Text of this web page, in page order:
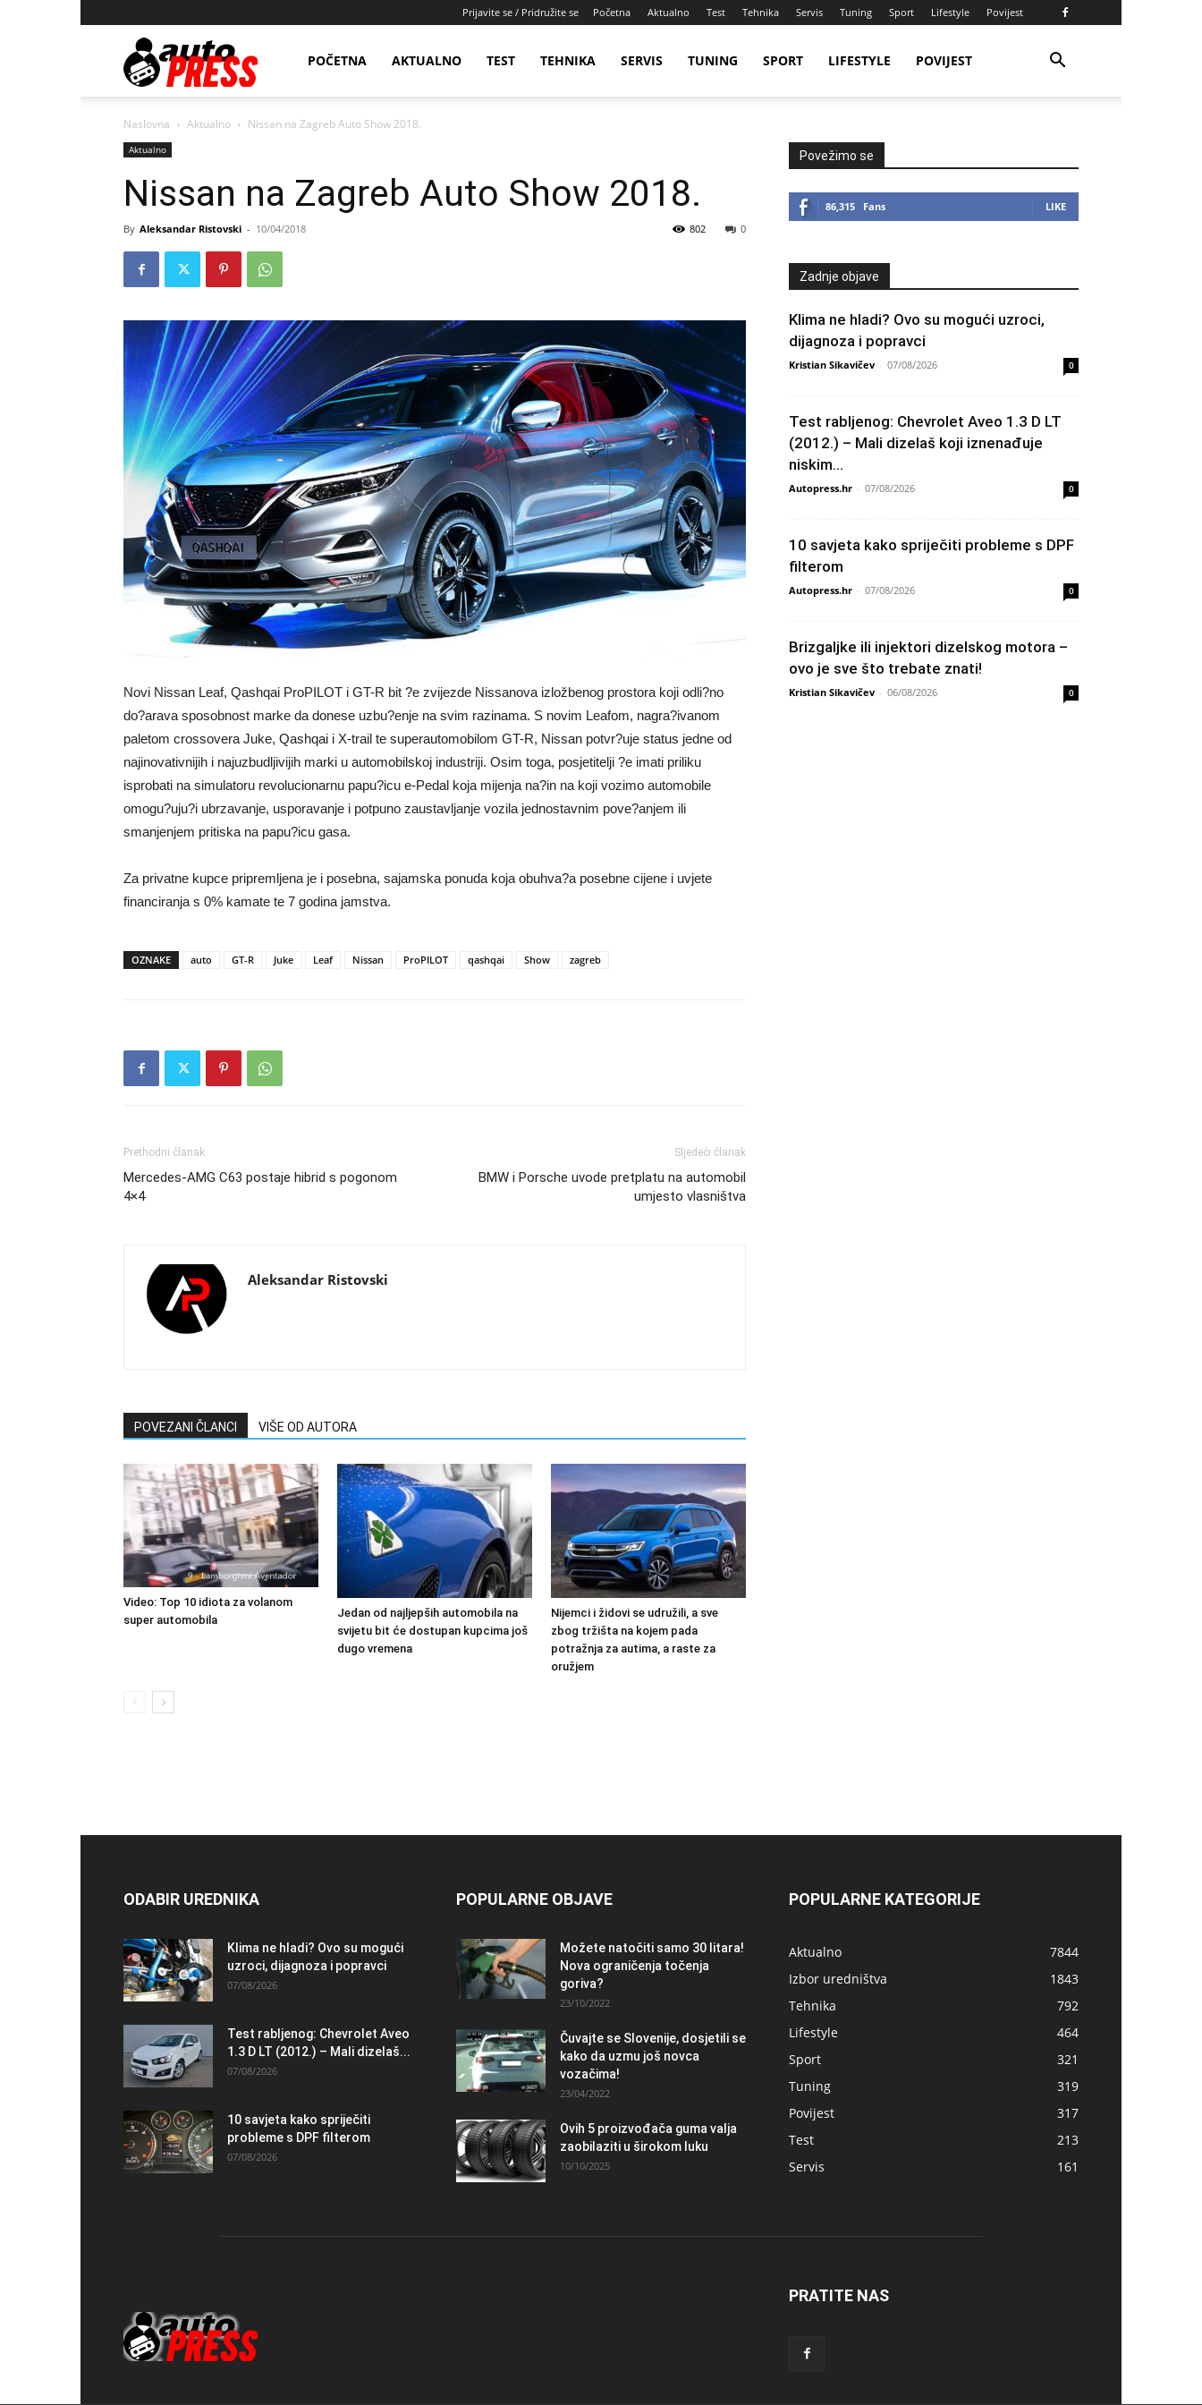
Prijavite se / Pridružite se Početna Aktualno Test Tehnika Servis Tuning Sport Lifestyle Povijest
AutopressHRPOČETNA AKTUALNO TEST TEHNIKA SERVIS TUNING SPORT LIFESTYLE POVIJEST
Naslovna Aktualno Nissan na Zagreb Auto Show 2018.
Aktualno
Nissan na Zagreb Auto Show 2018.
By Aleksandar Ristovski - 10/04/2018 0
802
Novi Nissan Leaf, Qashqai ProPILOT i GT-R bit ?e zvijezde Nissanova izložbenog prostora koji odli?no
do?arava sposobnost marke da donese uzbu?enje na svim razinama. S novim Leafom, nagra?ivanom
paletom crossovera Juke, Qashqai i X-trail te superautomobilom GT-R, Nissan potvr?uje status jedne od
najinovativnijih i najuzbudljivijih marki u automobilskoj industriji. Osim toga, posjetitelji ?e imati priliku
isprobati na simulatoru revolucionarnu papu?icu e-Pedal koja mijenja na?in na koji vozimo automobile
omogu?uju?i ubrzavanje, usporavanje i potpuno zaustavljanje vozila jednostavnim pove?anjem ili
smanjenjem pritiska na papu?icu gasa.
Za privatne kupce pripremljena je i posebna, sajamska ponuda koja obuhva?a posebne cijene i uvjete
financiranja s 0% kamate te 7 godina jamstva.
OZNAKE auto GT-R Juke Leaf Nissan ProPILOT qashqai Show zagreb
Prethodni članak
Mercedes-AMG C63 postaje hibrid s pogonom
4×4
Sljedeći članak
BMW i Porsche uvode pretplatu na automobil
umjesto vlasništva
Aleksandar Ristovski
POVEZANI ČLANCI VIŠE OD AUTORA
Video: Top 10 idiota za volanom
super automobila
Jedan od najljepših automobila na
svijetu bit će dostupan kupcima još
dugo vremena
Nijemci i židovi se udružili, a sve
zbog tržišta na kojem pada
potražnja za autima, a raste za
oružjem
Povežimo se
86,315 Fans LIKE
Zadnje objave
Klima ne hladi? Ovo su mogući uzroci,
dijagnoza i popravci
Kristian Sikavičev - 07/08/2026 0
Test rabljenog: Chevrolet Aveo 1.3 D LT
(2012.) – Mali dizelaš koji iznenađuje
niskim...
Autopress.hr - 07/08/2026 0
10 savjeta kako spriječiti probleme s DPF
filterom
Autopress.hr - 07/08/2026 0
Brizgaljke ili injektori dizelskog motora –
ovo je sve što trebate znati!
Kristian Sikavičev - 06/08/2026 0
ODABIR UREDNIKA
Klima ne hladi? Ovo su mogući
uzroci, dijagnoza i popravci
07/08/2026
Test rabljenog: Chevrolet Aveo
1.3 D LT (2012.) – Mali dizelaš...
07/08/2026
10 savjeta kako spriječiti
probleme s DPF filterom
07/08/2026
POPULARNE OBJAVE
Možete natočiti samo 30 litara!
Nova ograničenja točenja
goriva?
23/10/2022
Čuvajte se Slovenije, dosjetili se
kako da uzmu još novca
vozačima!
23/04/2022
Ovih 5 proizvođača guma valja
zaobilaziti u širokom luku
10/10/2025
POPULARNE KATEGORIJE
Aktualno
7844
Izbor uredništva
1843
Tehnika
792
Lifestyle
464
Sport
321
Tuning
319
Povijest
317
Test
213
Servis
161
PRATITE NAS